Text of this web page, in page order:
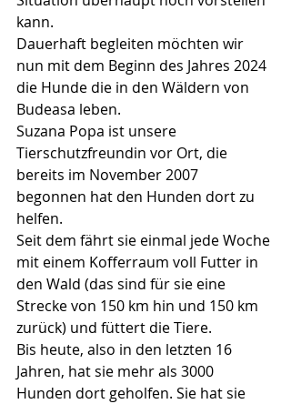
kann.
Dauerhaft begleiten möchten wir
nun mit dem Beginn des Jahres 2024
die Hunde die in den Wäldern von
Budeasa leben.
Suzana Popa ist unsere
Tierschutzfreundin vor Ort, die
bereits im November 2007
begonnen hat den Hunden dort zu
helfen.
Seit dem fährt sie einmal jede Woche
mit einem Kofferraum voll Futter in
den Wald (das sind für sie eine
Strecke von 150 km hin und 150 km
zurück) und füttert die Tiere.
Bis heute, also in den letzten 16
Jahren, hat sie mehr als 3000
Hunden dort geholfen. Sie hat sie